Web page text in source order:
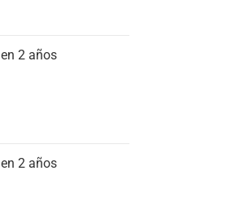
en 2 años
en 2 años